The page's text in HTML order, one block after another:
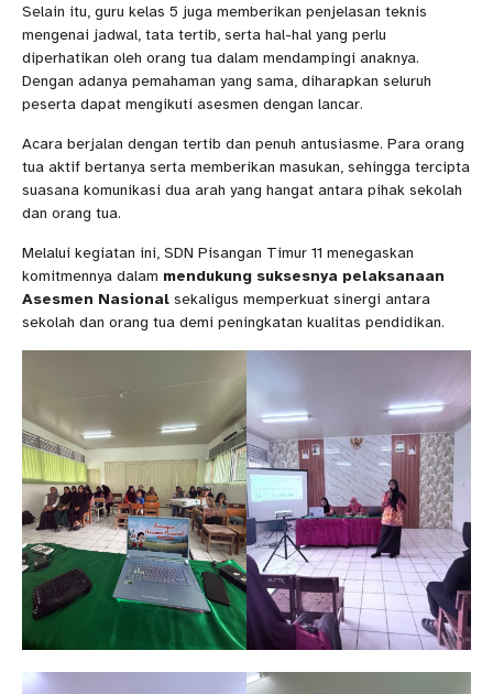
Selain itu, guru kelas 5 juga memberikan penjelasan teknis
mengenai jadwal, tata tertib, serta hal-hal yang perlu
diperhatikan oleh orang tua dalam mendampingi anaknya.
Dengan adanya pemahaman yang sama, diharapkan seluruh
peserta dapat mengikuti asesmen dengan lancar.
Acara berjalan dengan tertib dan penuh antusiasme. Para orang
tua aktif bertanya serta memberikan masukan, sehingga tercipta
suasana komunikasi dua arah yang hangat antara pihak sekolah
dan orang tua.
Melalui kegiatan ini, SDN Pisangan Timur 11 menegaskan
komitmennya dalam mendukung suksesnya pelaksanaan
Asesmen Nasional sekaligus memperkuat sinergi antara
sekolah dan orang tua demi peningkatan kualitas pendidikan.